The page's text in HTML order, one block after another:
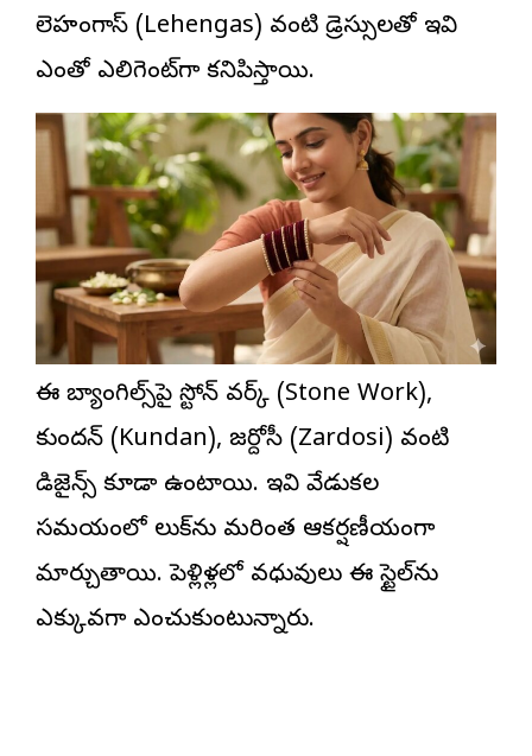
లెహంగాస్ (Lehengas) వంటి డ్రెస్సులతో ఇవి
ఎంతో ఎలిగెంట్‌గా కనిపిస్తాయి.
ఈ బ్యాంగిల్స్‌పై స్టోన్ వర్క్ (Stone Work),
కుందన్ (Kundan), జర్దోసీ (Zardosi) వంటి
డిజైన్స్ కూడా ఉంటాయి. ఇవి వేడుకల
సమయంలో లుక్‌ను మరింత ఆకర్షణీయంగా
మార్చుతాయి. పెళ్లిళ్లలో వధువులు ఈ స్టైల్‌ను
ఎక్కువగా ఎంచుకుంటున్నారు.